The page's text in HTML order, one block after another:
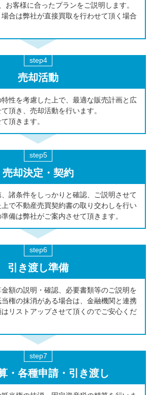
お客様に合ったプランをご説明します。
合は弊社が直接買取を行わせて頂く場合
売却活動
性を考慮した上で、最適な販売計画と広
頂き、売却活動を行います。
頂きます。
売却決定・契約
諸条件をしっかりと確認、ご説明させて
で不動産売買契約書の取り交わしを行い
備は弊社がご案内させて頂きます。
引き渡し準備
額の説明・確認、必要書類等のご説明を
権の抹消がある場合は、金融機関と連携
リストアップさせて頂くのでご安心くだ
・各種申請・引き渡し